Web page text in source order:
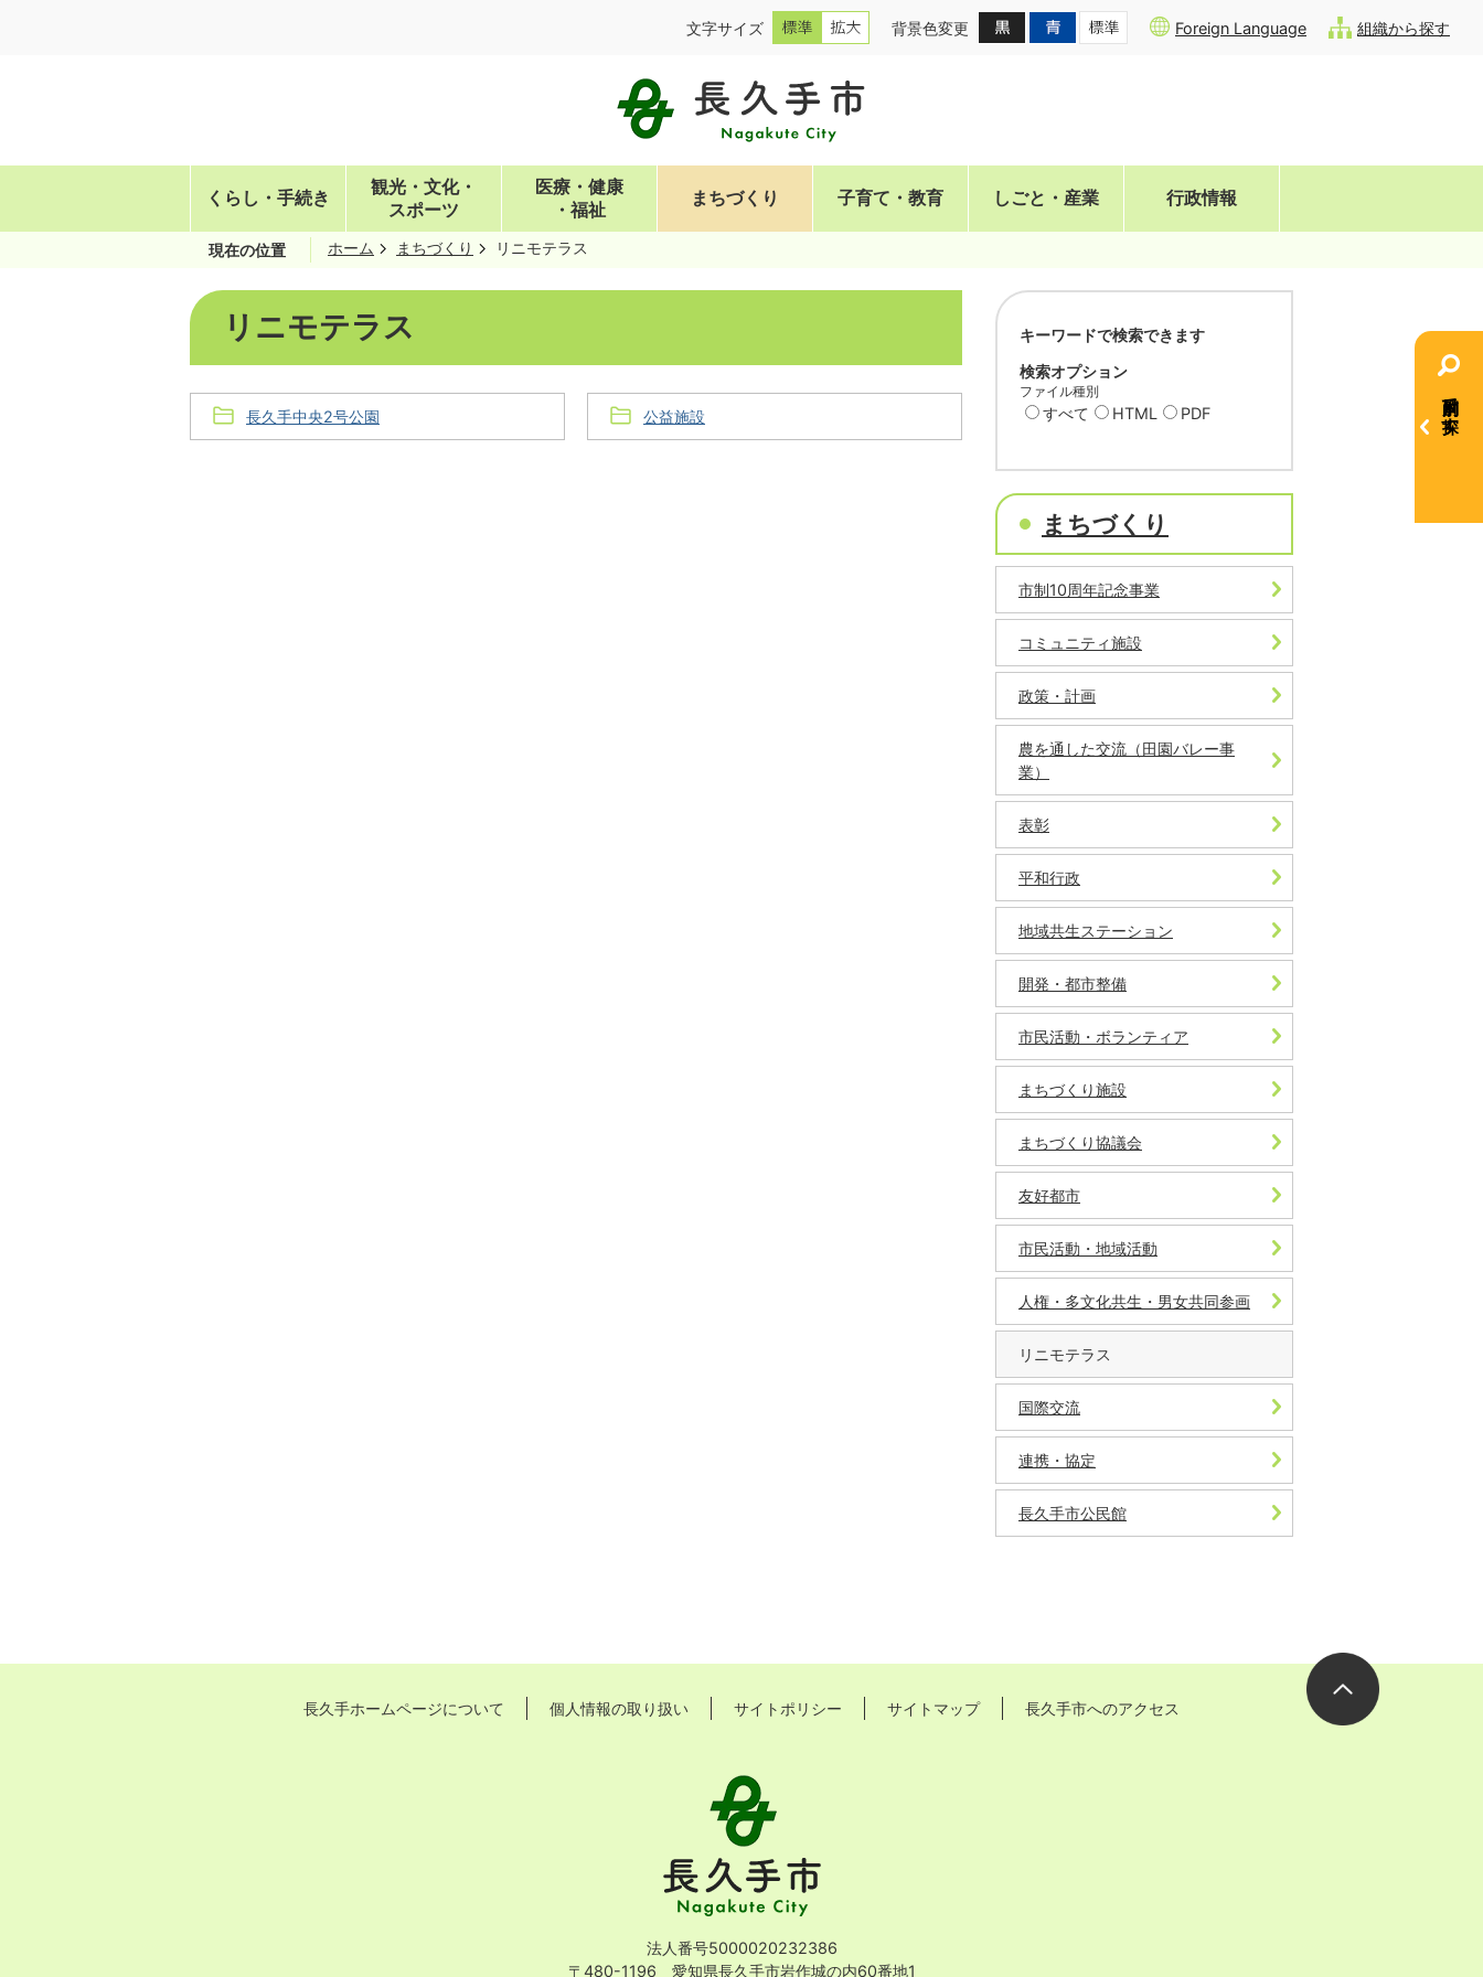
文字サイズ 背景色変更 Foreign Language 組織から探す
くらし・手続き
観光・文化・
スポーツ
医療・健康
・福祉
まちづくり 子育て・教育 しごと・産業 行政情報
目的別で探す
現在の位置 ホーム まちづくり リニモテラス
リニモテラス
長久手中央2号公園 公益施設
キーワードで検索できます
検索オプション
ファイル種別
すべて HTML PDF
まちづくり
市制10周年記念事業
コミュニティ施設
政策・計画
農を通した交流（田園バレー事
業）
表彰
平和行政
地域共生ステーション
開発・都市整備
市民活動・ボランティア
まちづくり施設
まちづくり協議会
友好都市
市民活動・地域活動
人権・多文化共生・男女共同参画
リニモテラス
国際交流
連携・協定
長久手市公民館
長久手ホームページについて 個人情報の取り扱い サイトポリシー サイトマップ 長久手市へのアクセス
Nagakute
City
法人番号5000020232386
〒480-1196 愛知県長久手市岩作城の内60番地1